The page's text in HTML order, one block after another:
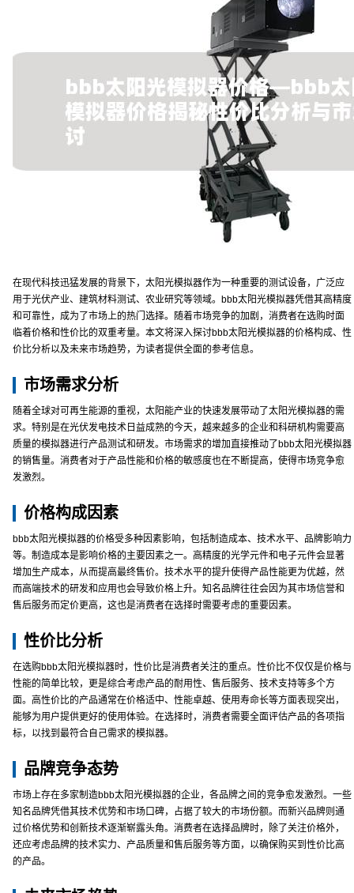
在现代科技迅猛发展的背景下，太阳光模拟器作为一种重要的测试设备，广泛应
用于光伏产业、建筑材料测试、农业研究等领域。bbb太阳光模拟器凭借其高精度
和可靠性，成为了市场上的热门选择。随着市场竞争的加剧，消费者在选购时面
临着价格和性价比的双重考量。本文将深入探讨bbb太阳光模拟器的价格构成、性
价比分析以及未来市场趋势，为读者提供全面的参考信息。
市场需求分析
随着全球对可再生能源的重视，太阳能产业的快速发展带动了太阳光模拟器的需
求。特别是在光伏发电技术日益成熟的今天，越来越多的企业和科研机构需要高
质量的模拟器进行产品测试和研发。市场需求的增加直接推动了bbb太阳光模拟器
的销售量。消费者对于产品性能和价格的敏感度也在不断提高，使得市场竞争愈
发激烈。
价格构成因素
bbb太阳光模拟器的价格受多种因素影响，包括制造成本、技术水平、品牌影响力
等。制造成本是影响价格的主要因素之一。高精度的光学元件和电子元件会显著
增加生产成本，从而提高最终售价。技术水平的提升使得产品性能更为优越，然
而高端技术的研发和应用也会导致价格上升。知名品牌往往会因为其市场信誉和
售后服务而定价更高，这也是消费者在选择时需要考虑的重要因素。
性价比分析
在选购bbb太阳光模拟器时，性价比是消费者关注的重点。性价比不仅仅是价格与
性能的简单比较，更是综合考虑产品的耐用性、售后服务、技术支持等多个方
面。高性价比的产品通常在价格适中、性能卓越、使用寿命长等方面表现突出，
能够为用户提供更好的使用体验。在选择时，消费者需要全面评估产品的各项指
标，以找到最符合自己需求的模拟器。
品牌竞争态势
市场上存在多家制造bbb太阳光模拟器的企业，各品牌之间的竞争愈发激烈。一些
知名品牌凭借其技术优势和市场口碑，占据了较大的市场份额。而新兴品牌则通
过价格优势和创新技术逐渐崭露头角。消费者在选择品牌时，除了关注价格外，
还应考虑品牌的技术实力、产品质量和售后服务等方面，以确保购买到性价比高
的产品。